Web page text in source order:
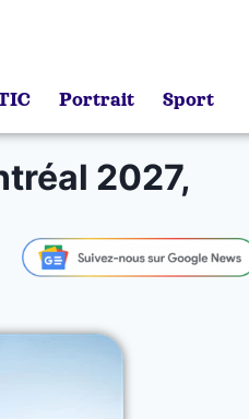
Portrait Sport
2027,